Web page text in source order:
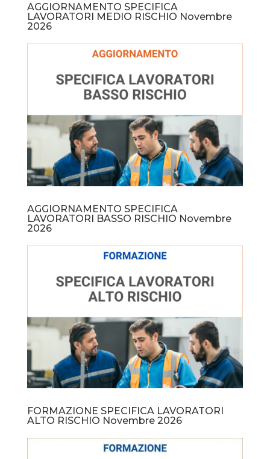
AGGIORNAMENTO SPECIFICA
LAVORATORI MEDIO RISCHIO Novembre
2026
AGGIORNAMENTO SPECIFICA
LAVORATORI BASSO RISCHIO Novembre
2026
FORMAZIONE SPECIFICA LAVORATORI
ALTO RISCHIO Novembre 2026